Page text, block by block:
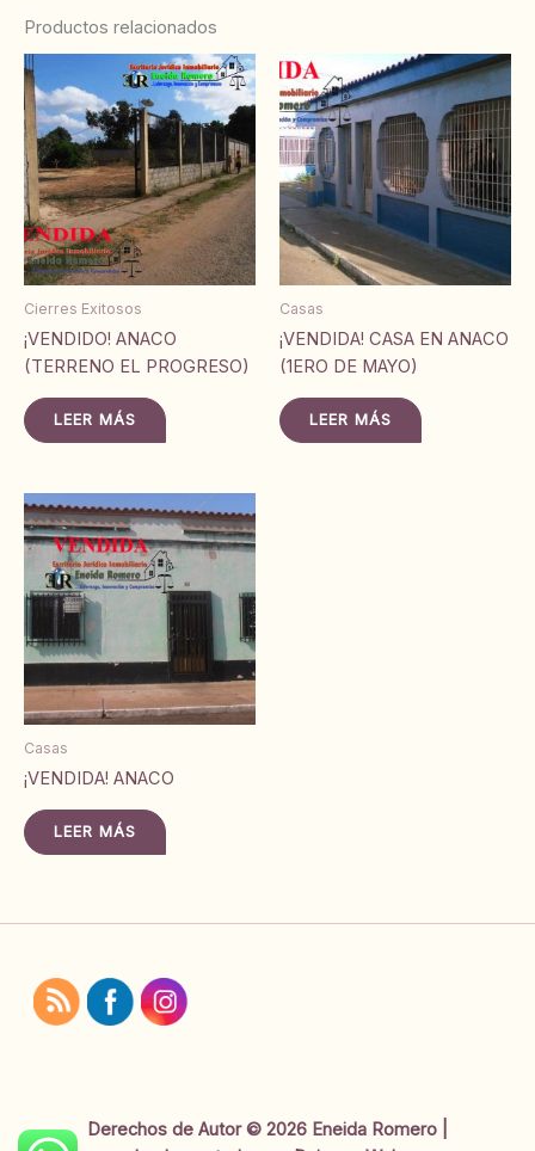
Productos relacionados
Cierres Exitosos
¡VENDIDO! ANACO
(TERRENO EL PROGRESO)
LEER MÁS
Casas
¡VENDIDA! CASA EN ANACO
(1ERO DE MAYO)
LEER MÁS
Casas
¡VENDIDA! ANACO
LEER MÁS
Derechos de Autor © 2026 Eneida Romero |